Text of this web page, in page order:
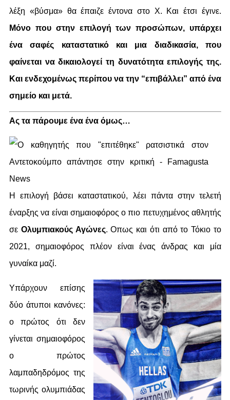
λέξη «βύσμα» θα έπαιζε έντονα στο X. Και έτσι έγινε.
Μόνο που στην επιλογή των προσώπων, υπάρχει
ένα σαφές καταστατικό και μια διαδικασία, που
φαίνεται να δικαιολογεί τη δυνατότητα επιλογής της.
Και ενδεχομένως περίπου να την “επιβάλλει” από ένα
σημείο και μετά.
Ας τα πάρουμε ένα ένα όμως…
Η επιλογή βάσει καταστατικού, λέει πάντα στην τελετή
έναρξης να είναι σημαιοφόρος ο πιο πετυχημένος αθλητής
σε Ολυμπιακούς Αγώνες. Οπως και ότι από το Τόκιο το
2021, σημαιοφόρος πλέον είναι ένας άνδρας και μία
γυναίκα μαζί.
Υπάρχουν επίσης
δύο άτυποι κανόνες:
ο πρώτος ότι δεν
γίνεται σημαιοφόρος
ο πρώτος
λαμπαδηδρόμος της
τωρινής ολυμπιάδας